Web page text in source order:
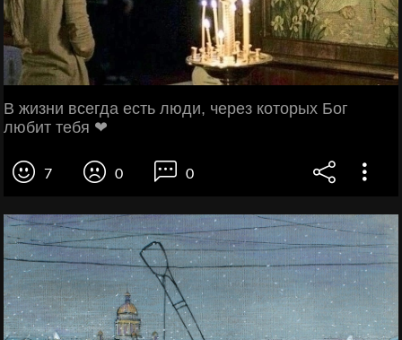
В жизни всегда есть люди, через которых Бог
любит тебя ❤
7 0 0